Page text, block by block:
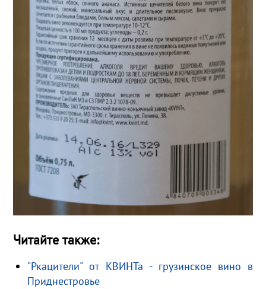
Читайте также:
"Ркацители" от КВИНТа - грузинское вино в
Приднестровье